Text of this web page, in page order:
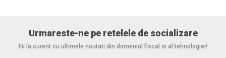
Urmareste-ne pe retelele de socializare
Fii la curent cu ultimele noutati din domeniul fiscal si al tehnologiei!